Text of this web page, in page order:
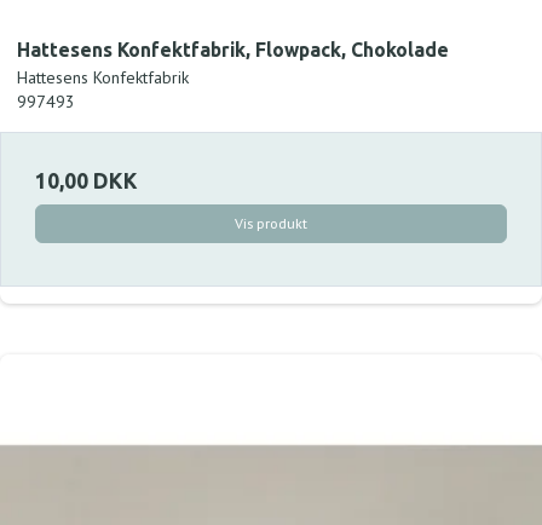
Hattesens Konfektfabrik, Flowpack, Chokolade
Hattesens Konfektfabrik
997493
10,00 DKK
Vis produkt